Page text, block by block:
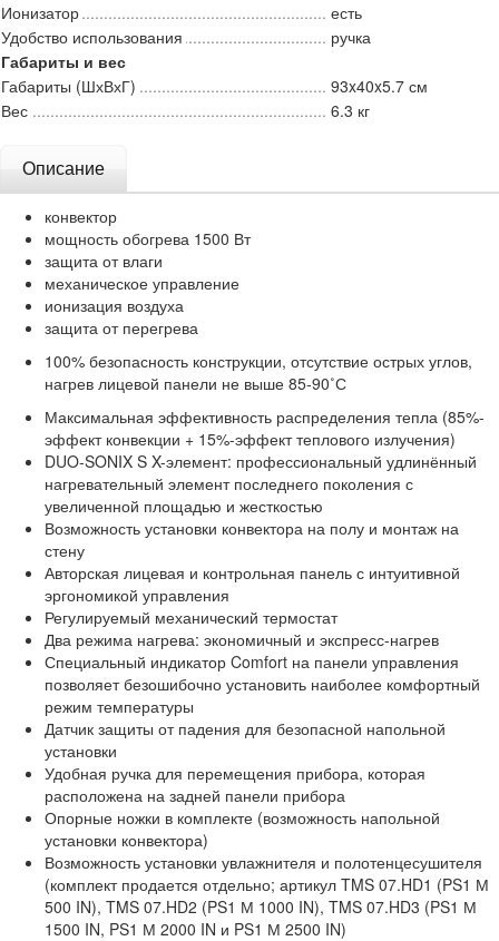
Ионизатор
есть
Удобство использования
ручка
Габариты и вес
Габариты (ШхВхГ)
93x40x5.7 см
Вес
6.3 кг
Описание
конвектор
мощность обогрева 1500 Вт
защита от влаги
механическое управление
ионизация воздуха
защита от перегрева
100% безопасность конструкции, отсутствие острых углов,
нагрев лицевой панели не выше 85-90˚С
Максимальная эффективность распределения тепла (85%-
эффект конвекции + 15%-эффект теплового излучения)
DUO-SONIX S X-элемент: профессиональный удлинённый
нагревательный элемент последнего поколения с
увеличенной площадью и жесткостью
Возможность установки конвектора на полу и монтаж на
стену
Авторская лицевая и контрольная панель с интуитивной
эргономикой управления
Регулируемый механический термостат
Два режима нагрева: экономичный и экспресс-нагрев
Специальный индикатор Comfort на панели управления
позволяет безошибочно установить наиболее комфортный
режим температуры
Датчик защиты от падения для безопасной напольной
установки
Удобная ручка для перемещения прибора, которая
расположена на задней панели прибора
Опорные ножки в комплекте (возможность напольной
установки конвектора)
Возможность установки увлажнителя и полотенцесушителя
(комплект продается отдельно; артикул TMS 07.HD1 (PS1 М
500 IN), TMS 07.HD2 (PS1 М 1000 IN), TMS 07.HD3 (PS1 М
1500 IN, PS1 М 2000 IN и PS1 М 2500 IN)